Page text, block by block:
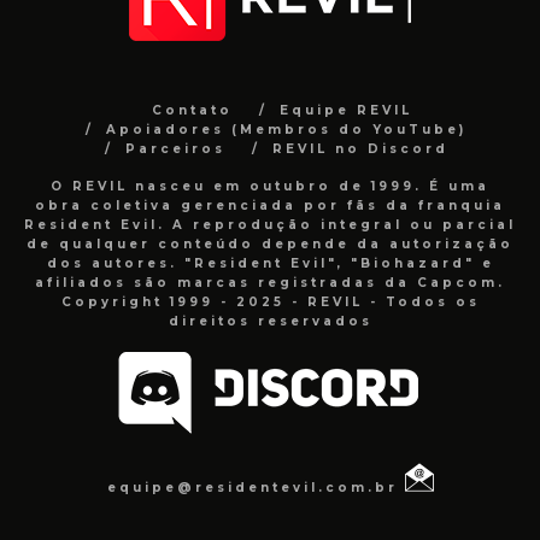
Contato
Equipe REVIL
Apoiadores (Membros do YouTube)
Parceiros
REVIL no Discord
O REVIL nasceu em outubro de 1999. É uma
obra coletiva gerenciada por fãs da franquia
Resident Evil. A reprodução integral ou parcial
de qualquer conteúdo depende da autorização
dos autores. "Resident Evil", "Biohazard" e
afiliados são marcas registradas da Capcom.
Copyright 1999 - 2025 - REVIL - Todos os
direitos reservados
equipe@residentevil.com.br